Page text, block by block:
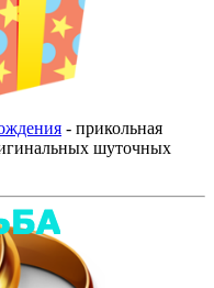
- прикольная
шуточных